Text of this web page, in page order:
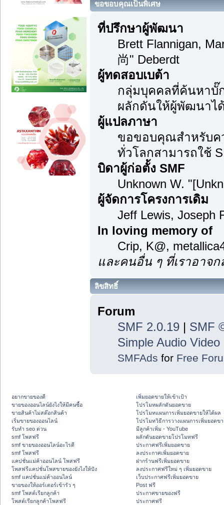
ขอขอบคุณเป็นพิเศษ
ที่ปรึกษาผู้พัฒนา
Brett Flannigan,
尚" Deberdt
ผู้ทดสอบเบต้า
กลุ่มบุคคลที่ค้นหาบั๊
ผลักดันให้ผู้พัฒนาไ
ผู้แปลภาษา
ขอขอบคุณสำหรับค
ทั่วโลกสามารถใช้
บิดาผู้ก่อตั้ง SMF
Unknown W.
ผู้จัดการโครงการเดิม
Jeff Lewis, Joseph
In loving memory of
Crip, K@,
และคนอื่น ๆ ที่เราอาจ
ลิขสิทธิ์
Forum
SMF 2.0.19| SMF
Simple Audio
SMFAds for Free
อยากขายของดี
ขายของออนไลน์ยังไงให้มีคนซื้อ
ขายสินค้าไม่สต๊อกสินค้า
เริ่มขายของออนไลน์
รับทำ seo ด่วน
smf โพสฟรี
smf ขายของออนไลน์อะไรดี
smf โพสฟรี
แคปชั่นแม่ค้าออนไลน์ โพสฟรี
โพสฟรีแคปชั่นโพสขายของยังไงให้ปัง
smf แคปชั่นแม่ค้าออนไลน์
ขายของให้ออร์เดอร์เข้ารัว ๆ
smf โพสต์เรียกลูกค้า
โพสต์เรียกลูกค้าโพสฟรี
เพิ่มยอดขายให้เข้าเป้า
โปรโมทผลักดันยอดขาย
โปรโมทแผนการเพิ่มยอดขายให้ได้ผล
โปรโมทวิธีการวางแผนการเพิ่มยอดข
มีลูกค้าเพิ่ม - YouTube
ผลักดันยอดขายโปรโมทฟรี
ประกาศฟรีเพิ่มยอดขาย
ลงประกาศเพิ่มยอดขาย
ฝากร้านฟรีเพิ่มยอดขาย
ลงประกาศฟรีใหม่ ๆ เพิ่มยอดขาย
เว็บประกาศฟรีเพิ่มยอดขาย
Post ฟรี
ประกาศขายของฟรี
ประกาศฟรี